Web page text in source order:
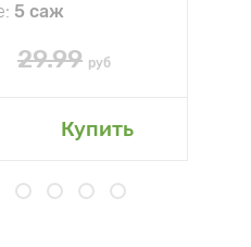
5 саж
29.99 руб
Купить